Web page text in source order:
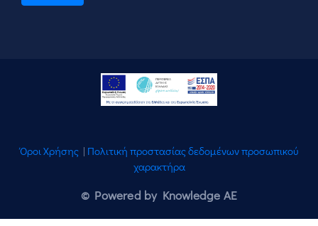
Όροι Χρήσης | Πολιτική προστασίας δεδομένων προσωπικού
χαρακτήρα
© Powered by Knowledge AE